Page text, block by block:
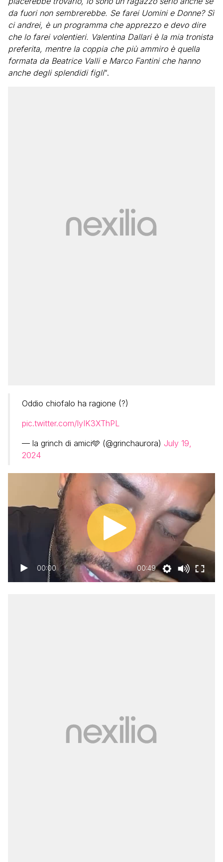
da fuori non sembrerebbe. Se farei Uomini e Donne? Sì
ci andrei, è un programma che apprezzo e devo dire
che lo farei volentieri. Valentina Dallari è la mia tronista
preferita, mentre la coppia che più ammiro è quella
formata da Beatrice Valli e Marco Fantini che hanno
anche degli splendidi figli“.
Oddio chiofalo ha ragione (?)
pic.twitter.com/lyIK3XThPL
— la grinch di amici🩵 (@grinchaurora) July 19,
2024
00:00 00:49